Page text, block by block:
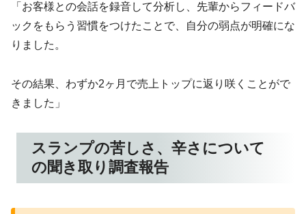
「お客様との会話を録音して分析し、先輩からフィードバ
ックをもらう習慣をつけたことで、自分の弱点が明確にな
りました。
その結果、わずか2ヶ月で売上トップに返り咲くことがで
きました」
スランプの苦しさ、辛さについて
の聞き取り調査報告